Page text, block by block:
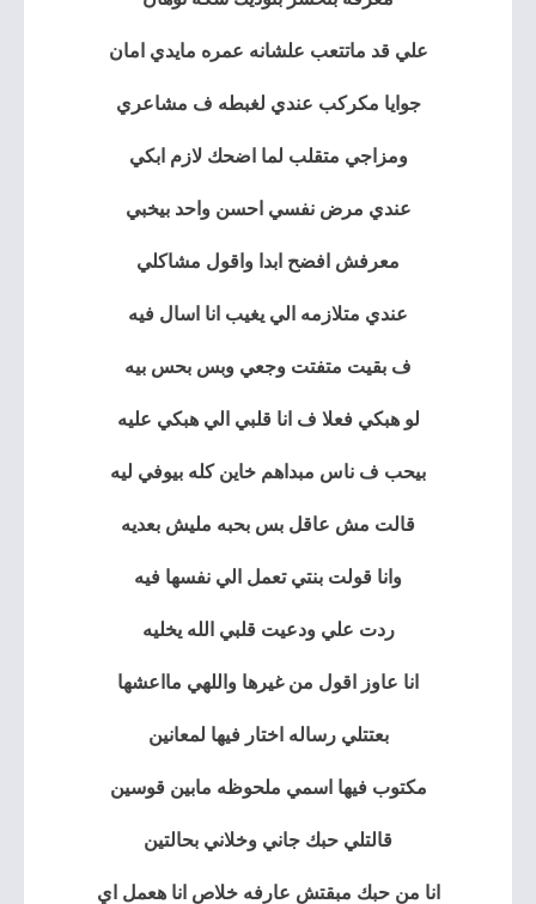
علي قد ماتتعب علشانه عمره مايدي امان
جوايا مكركب عندي لغبطه ف مشاعري
ومزاجي متقلب لما اضحك لازم ابكي
عندي مرض نفسي احسن واحد بيخبي
معرفش افضح ابدا واقول مشاكلي
عندي متلازمه الي يغيب انا اسال فيه
ف بقيت متفتت وجعي وبس بحس بيه
لو هبكي فعلا ف انا قلبي الي هبكي عليه
بيحب ف ناس مبداهم خاين كله بيوفي ليه
قالت مش عاقل بس بحبه مليش بعديه
وانا قولت بنتي تعمل الي نفسها فيه
ردت علي ودعيت قلبي الله يخليه
انا عاوز اقول من غيرها واللهي مااعشها
بعتتلي رساله اختار فيها لمعانين
مكتوب فيها اسمي ملحوظه مابين قوسين
قالتلي حبك جاني وخلاني بحالتين
انا من حبك مبقتش عارفه خلاص انا هعمل اي